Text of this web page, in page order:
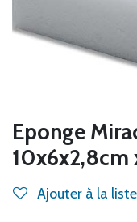
Eponge
10x6x2,8cm
Ajouter à la